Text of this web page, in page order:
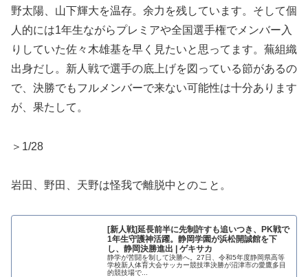
野太陽、山下輝大を温存。余力を残しています。そして個
人的には1年生ながらプレミアや全国選手権でメンバー入
りしていた佐々木雄基を早く見たいと思ってます。蕪組織
出身だし。新人戦で選手の底上げを図っている節があるの
で、決勝でもフルメンバーで来ない可能性は十分あります
が、果たして。
＞1/28
岩田、野田、天野は怪我で離脱中とのこと。
[新人戦]延長前半に先制許すも追いつき、PK戦で
1年生守護神活躍。静岡学園が浜松開誠館を下
し、静岡決勝進出 | ゲキサカ
静学が苦闘を制して決勝へ。27日、令和5年度静岡県高等
学校新人体育大会サッカー競技準決勝が沼津市の愛鷹多目
的競技場で...